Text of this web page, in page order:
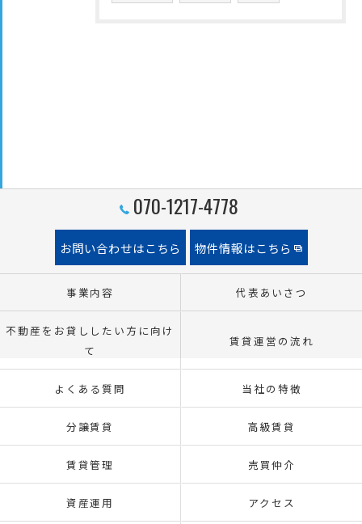
070-1217-4778
お問い合わせはこちら 物件情報はこちら
事業内容 代表あいさつ
不動産をお貸ししたい方に向け
て
賃貸運営の流れ
よくある質問 当社の特徴
分譲賃貸 高級賃貸
賃貸管理 売買仲介
資産運用 アクセス